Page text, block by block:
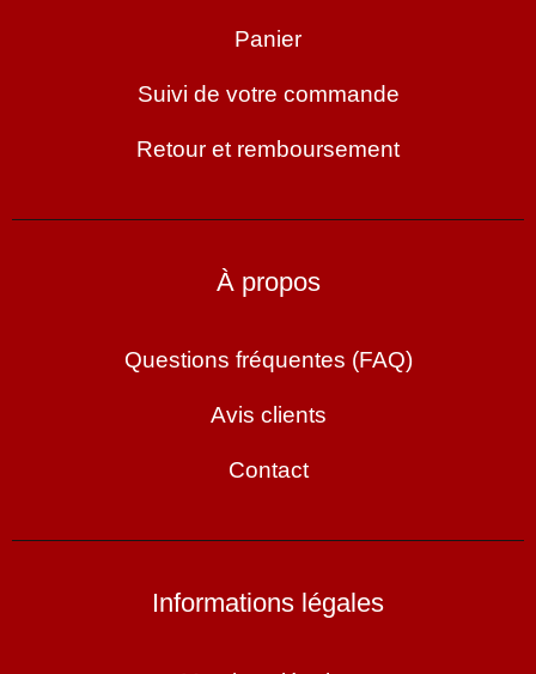
Panier
Suivi de votre commande
Retour et remboursement
À propos
Questions fréquentes (FAQ)
Avis clients
Contact
Informations légales